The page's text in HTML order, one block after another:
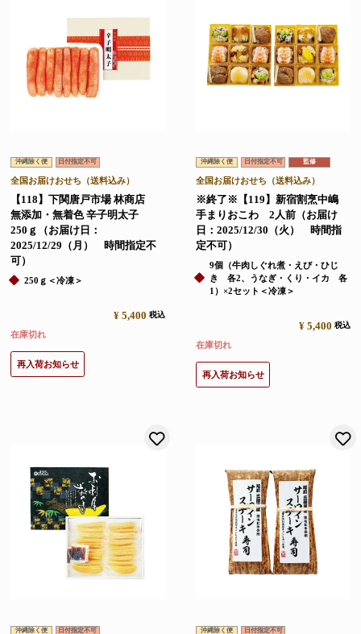
沖縄除く便 日付指定不可
全国お届けおせち（送料込み）
【118】下関唐戸市場 林商店
無添加・無着色 辛子明太子
250ｇ（お届け日：
2025/12/29（月） 時間指定不
可）
250ｇ＜冷凍＞
¥ 5,400 税込
在庫切れ
再入荷お知らせ
沖縄除く便 日付指定不可 監修
全国お届けおせち（送料込み）
※終了※【119】新宿割烹中嶋
手まりおこわ 2人前（お届け
日：2025/12/30（火） 時間指
定不可）
9個（牛肉しぐれ煮・えび・ひじ
き 各2、うなぎ・くり・イカ 各
1）×2セット＜冷凍＞
¥ 5,400 税込
在庫切れ
再入荷お知らせ
沖縄除く便 日付指定不可 沖縄除く便 日付指定不可